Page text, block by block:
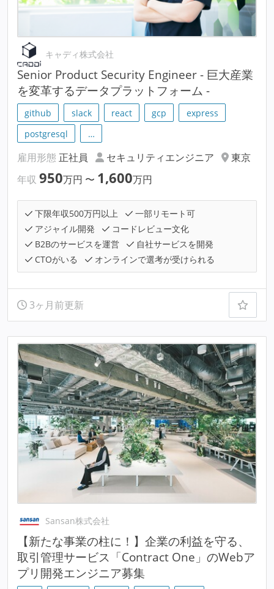
キャディ株式会社
Senior Product Security Engineer - 巨大産業
を変革するデータプラットフォーム -
github slack react gcp
express
postgresql
…
雇用形態 正社員 セキュリティエンジニア
東京
年収 950万円 〜 1,600万円
下限年収500万円以上
一部リモート可
アジャイル開発
コードレビュー文化
B2Bのサービスを運営
自社サービスを開発
CTOがいる
オンラインで選考が受けられる
3ヶ月前更新
Sansan株式会社
【新たな事業の柱に！】企業の利益を守る、
取引管理サービス「Contract One」のWebア
プリ開発エンジニア募集